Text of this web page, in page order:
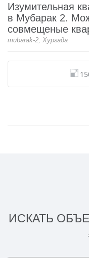
Изумительная
в Мубарак 2.
совмещеные
mubarak-2, Хургада
ИСКАТЬ